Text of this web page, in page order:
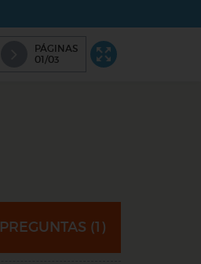
PÁGINAS
01/03
PREGUNTAS (1)